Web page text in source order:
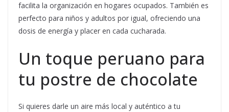
facilita la organización en hogares ocupados. También es
perfecto para niños y adultos por igual, ofreciendo una
dosis de energía y placer en cada cucharada.
Un toque peruano para
tu postre de chocolate
Si quieres darle un aire más local y auténtico a tu